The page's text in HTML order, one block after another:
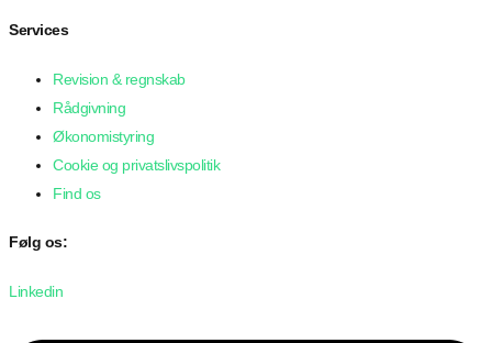
Services
Revision & regnskab
Rådgivning
Økonomistyring
Cookie og privatslivspolitik
Find os
Følg os:
Linkedin